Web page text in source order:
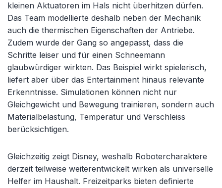
kleinen Aktuatoren im Hals nicht überhitzen dürfen.
Das Team modellierte deshalb neben der Mechanik
auch die thermischen Eigenschaften der Antriebe.
Zudem wurde der Gang so angepasst, dass die
Schritte leiser und für einen Schneemann
glaubwürdiger wirkten. Das Beispiel wirkt spielerisch,
liefert aber über das Entertainment hinaus relevante
Erkenntnisse. Simulationen können nicht nur
Gleichgewicht und Bewegung trainieren, sondern auch
Materialbelastung, Temperatur und Verschleiss
berücksichtigen.
Gleichzeitig zeigt Disney, weshalb Robotercharaktere
derzeit teilweise weiterentwickelt wirken als universelle
Helfer im Haushalt. Freizeitparks bieten definierte